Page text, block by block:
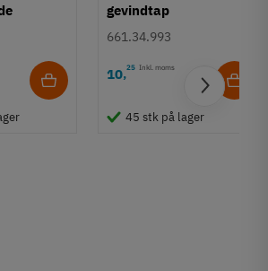
gevindtap
661.34.993
10,25 Inkl. moms
45 stk på lager